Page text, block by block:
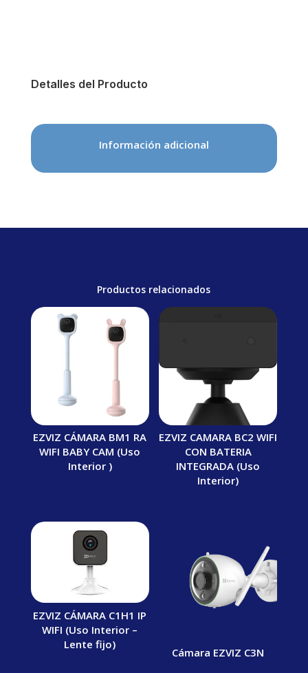
Detalles del Producto
Información adicional
Productos relacionados
EZVIZ CÁMARA BM1 RA
WIFI BABY CAM (Uso
Interior )
EZVIZ CAMARA BC2 WIFI
CON BATERIA
INTEGRADA (Uso
Interior)
EZVIZ CÁMARA C1H1 IP
WIFI (Uso Interior –
Lente fijo)
Cámara EZVIZ C3N